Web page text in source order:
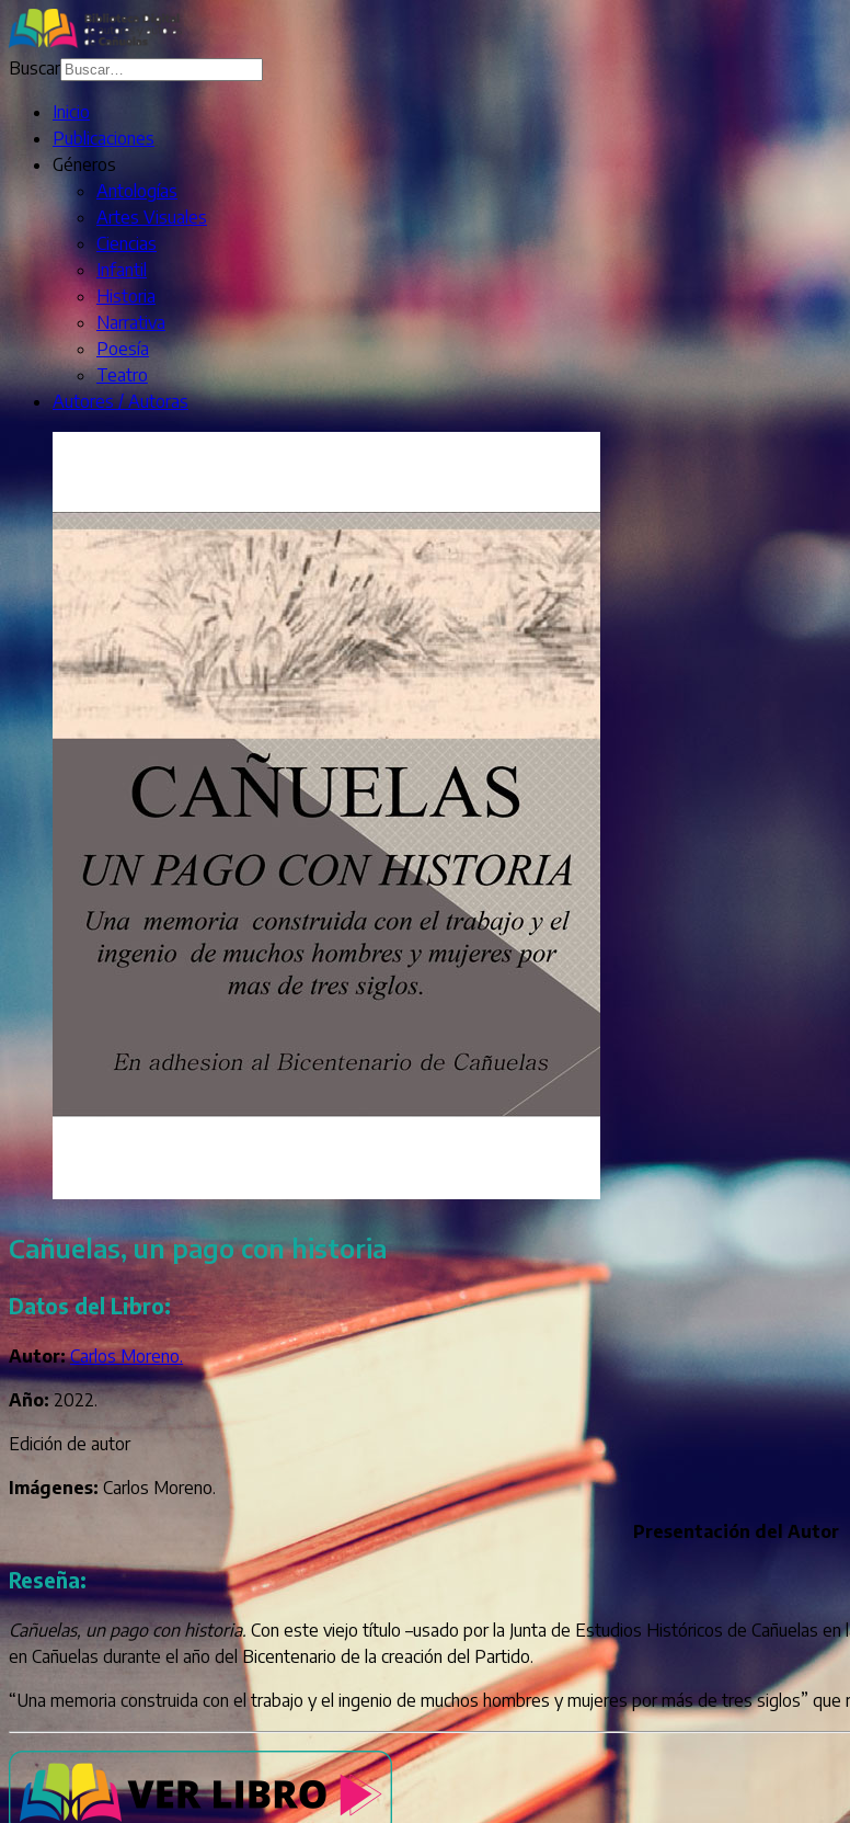
Buscar
Inicio
Publicaciones
Géneros
Antologías
Artes Visuales
Ciencias
Infantil
Historia
Narrativa
Poesía
Teatro
Autores / Autoras
Cañuelas, un pago con historia
Datos del Libro:
Autor: Carlos Moreno.
Año:2022.
Edición de autor
Imágenes:Carlos Moreno.
Presentación del Autor
Reseña:
Cañuelas, un pago con historia. Con este viejo título –usado por la Junta de Estudios Históricos de Cañuelas
en Cañuelas durante el año del Bicentenario de la creación del Partido.
“Una memoria construida con el trabajo y el ingenio de muchos hombres y mujeres por más de tres siglos”